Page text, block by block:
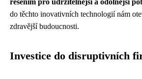
řešením pro udržitelnější a odolnější
do těchto inovativních technologií nám
zdravější budoucnosti.
Investice do disruptivních